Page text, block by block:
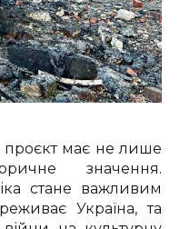
проєкт має не лише
значення.
стане важливим
Україна, та